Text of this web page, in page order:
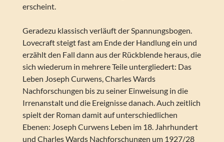
erscheint.
Geradezu klassisch verläuft der Spannungsbogen.
Lovecraft steigt fast am Ende der Handlung ein und
erzählt den Fall dann aus der Rückblende heraus, die
sich wiederum in mehrere Teile untergliedert: Das
Leben Joseph Curwens, Charles Wards
Nachforschungen bis zu seiner Einweisung in die
Irrenanstalt und die Ereignisse danach. Auch zeitlich
spielt der Roman damit auf unterschiedlichen
Ebenen: Joseph Curwens Leben im 18. Jahrhundert
und Charles Wards Nachforschungen um 1927/28